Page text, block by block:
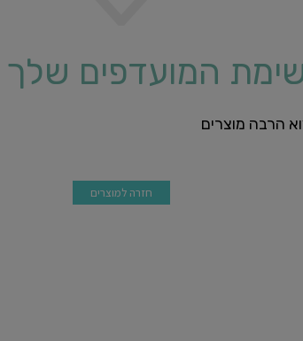
המועדפים שלך
הרבה מוצרים
חזרה למוצרים